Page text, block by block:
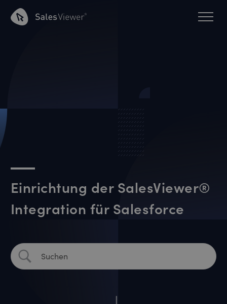
Einrichtung der SalesViewer®
Integration für Salesforce